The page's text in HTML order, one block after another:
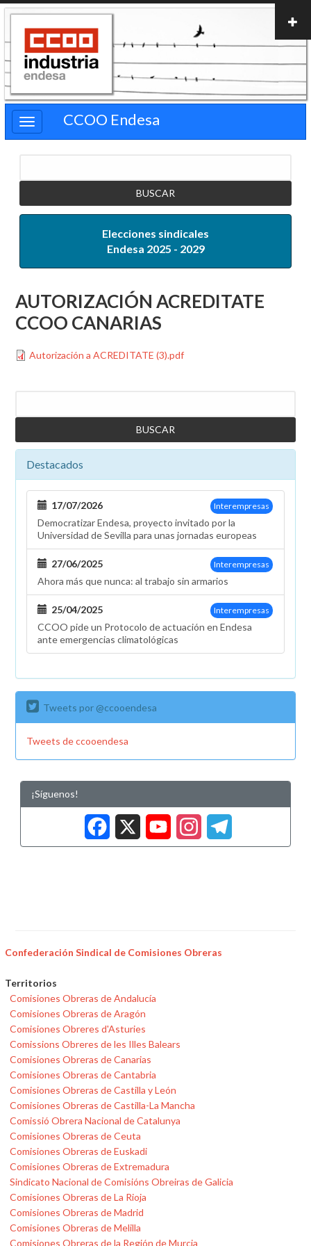
Pasar
contenido
principal
CCOO Endesa
Elecciones sindicales
Endesa 2025 - 2029
AUTORIZACIÓN ACREDITATE
CCOO CANARIAS
FileAutorización a ACREDITATE (3).pdf
Destacados
Interempresas
17/07/2026
Democratizar Endesa, proyecto invitado por la
Universidad de Sevilla para unas jornadas europeas
Interempresas
27/06/2025
Ahora más que nunca: al trabajo sin armarios
Interempresas
25/04/2025
CCOO pide un Protocolo de actuación en Endesa
ante emergencias climatológicas
Tweets por @ccooendesa
Tweets de ccooendesa
¡Síguenos!
Facebook
X
Confederación Sindical de Comisiones Obreras
Territorios
Comisiones Obreras de Andalucía
Comisiones Obreras de Aragón
Comisiones Obreres d'Asturies
Comissions Obreres de les Illes Balears
Comisiones Obreras de Canarias
Comisiones Obreras de Cantabria
Comisiones Obreras de Castilla y León
Comisiones Obreras de Castilla-La Mancha
Comissió Obrera Nacional de Catalunya
Comisiones Obreras de Ceuta
Comisiones Obreras de Euskadi
Comisiones Obreras de Extremadura
Sindicato Nacional de Comisións Obreiras de Galicia
Comisiones Obreras de La Rioja
Comisiones Obreras de Madrid
Comisiones Obreras de Melilla
Comisiones Obreras de la Región de Murcia